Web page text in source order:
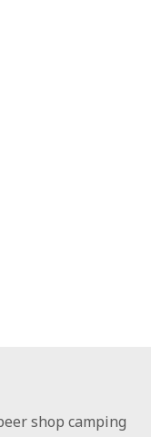
shop camping